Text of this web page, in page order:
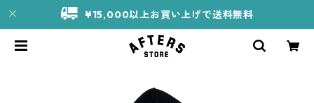
¥15,000以上お買い上げで送料無料